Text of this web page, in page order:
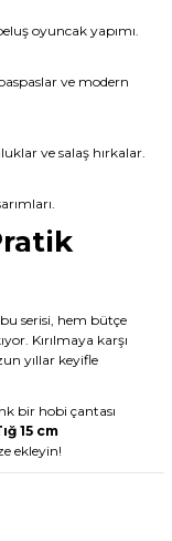
oyuncak yapımı.
ve modern
ve salaş hırkalar.
serisi, hem bütçe
Kırılmaya karşı
yıllar keyifle
bir hobi çantası
15 cm
ekleyin!